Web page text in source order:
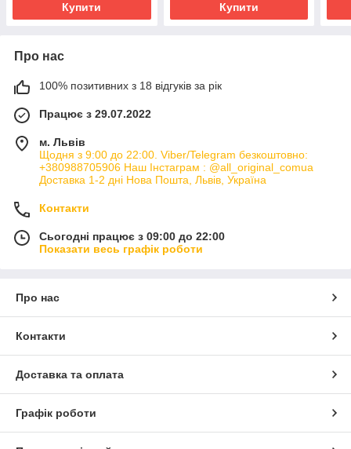
Купити Купити
Про нас
100% позитивних з 18 відгуків за рік
Працює з 29.07.2022
м. Львів
Щодня з 9:00 до 22:00. Viber/Telegram безкоштовно:
+380988705906 Наш Інстаграм : @all_original_comua
Доставка 1-2 дні Нова Пошта, Львів, Україна
Контакти
Сьогодні працює з 09:00 до 22:00
Показати весь графік роботи
Про нас
Контакти
Доставка та оплата
Графік роботи